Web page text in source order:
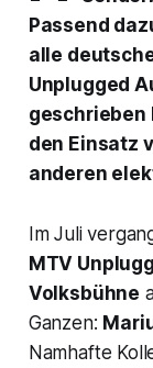
Passend
alle
Unplugged
geschrieben
den Einsatz
anderen
Im Juli
MTV
Volksbühne
Ganzen:
Namhafte